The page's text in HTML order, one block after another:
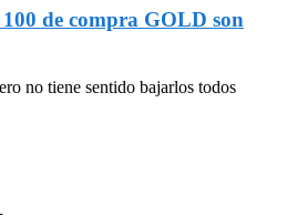
de compra GOLD son
no tiene sentido bajarlos todos